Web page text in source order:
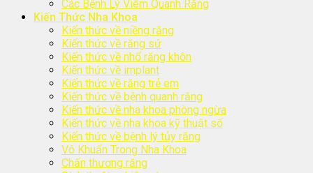
Các Bệnh Lý Viêm Quanh Răng
Kiến Thức Nha Khoa
Kiến thức về niềng răng
Kiến thức về răng sứ
Kiến thức về nhổ răng khôn
Kiến thức về implant
Kiến thức về răng trẻ em
Kiến thức về bệnh quanh răng
Kiến thức về nha khoa phòng ngừa
Kiến thức về nha khoa kỹ thuật số
Kiến thức về bệnh lý tủy răng
Vô Khuẩn Trong Nha Khoa
Chấn thương răng